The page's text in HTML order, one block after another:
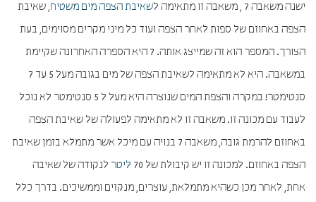
ישנה משאבה 7 , משאבה זו מתאימה ל שאיבת הצפה מים משטיח, שאיבת
הצפה באחוזם של ספות לאחר הצפה ועוד כל מיני מקרים מסוימים, בעת
הצורך. המספר הוא זה שמייצג אותה. 7 היא הספרה האחרונה שקיימת
במשאבה. היא לא מתאימה לשאיבת הצפה של מים בגובה מעל 5 עד 7
סנטימטר! במקרה והצפת המים שנוצרה היא מעל ל 5 סנטימטר לא נוכל
לעבוד עם מכונה זו. משאבה זו לא מתאימה לפעולה של שאיבת הצפה
באחוזם להרמת גובה, משאבה 7 בנויה עם מיכל אשר מתמלא בזמן שאיבת
הצפה באחוזם. למכונה זו יש קיבולת של 70
ליטר לנקודה של שאיבה
אחת, לאחר מכן כשהיא מתמלאת, עוצרים, מנקזים וממשיכים. בדרך כלל